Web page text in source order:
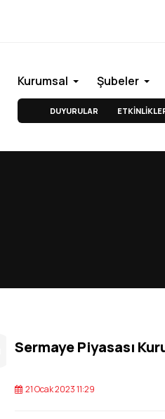
Kurumsal Şubeler
DUYURULAR
Sermaye Piyasası
21 Ocak 2023 11:29